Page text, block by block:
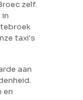
zelf.
taxi's
aan
en